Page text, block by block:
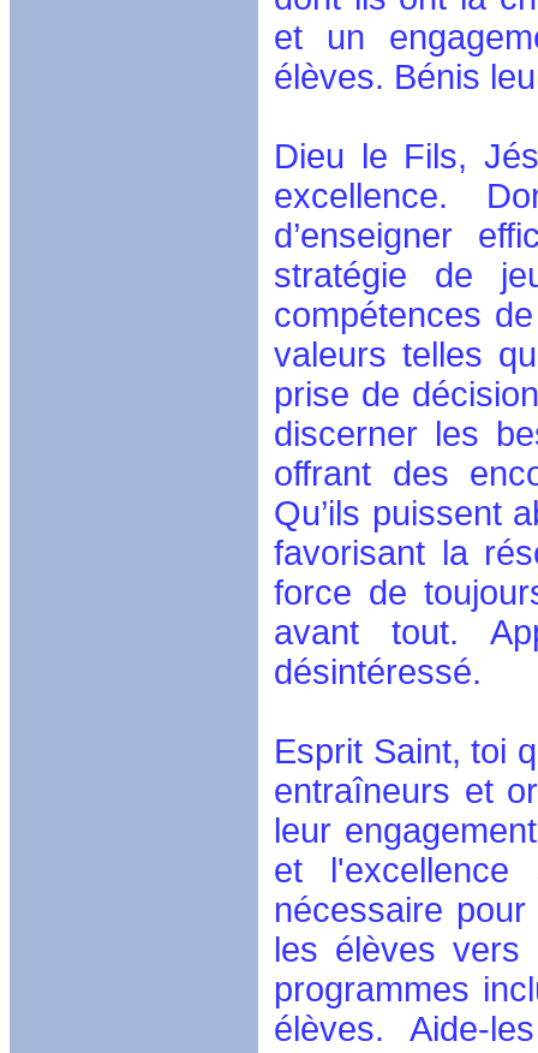
et un
élèves. Bénis
Dieu le Fils,
excellence.
d’enseigner
stratégie de
compétences
valeurs telles
prise de
discerner les
offrant des
Qu’ils puissent
favorisant la
force de
avant tout.
désintéressé.
Esprit Saint, toi
entraîneurs et
leur
et l'excellence
nécessaire
les élèves vers
programmes
élèves. Aide-